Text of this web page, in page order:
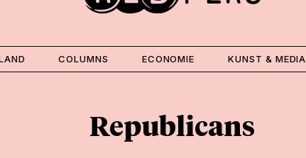
COLUMNS ECONOMIE KUNST & MEDIA
Republicans